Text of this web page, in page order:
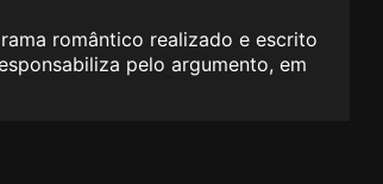
romântico realizado e escrito
pelo argumento, em